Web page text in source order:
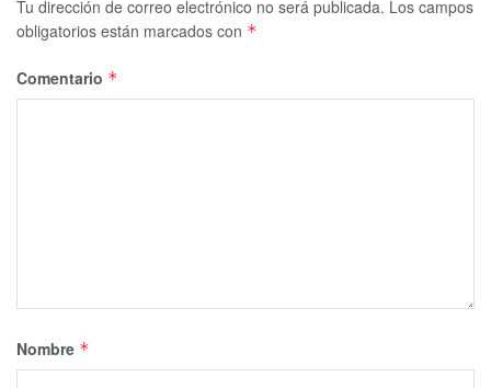
Tu dirección de correo electrónico no será publicada. Los campos
obligatorios están marcados con *
Comentario *
Nombre *